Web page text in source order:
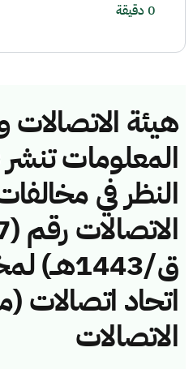
هيئة الاتصالات
المعلومات تنشر
النظر في
ق/
اتحاد اتصالات
الاتصالات
0 دقيقة